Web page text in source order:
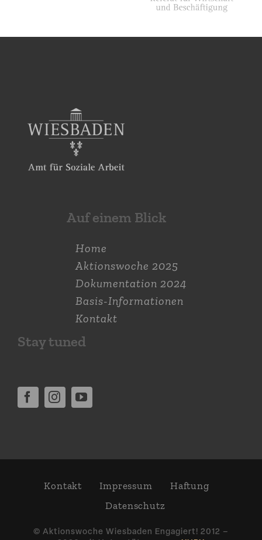
Auf einem Blick
Home
Aktions­woche 2025
Dokumen­tation 2024
Basis-Informationen
Kontakt
Stay tuned
Kontakt Impressum
Haftung
Daten­schutz
© Aktions­woche Wiesbaden Engagiert! 2012 –